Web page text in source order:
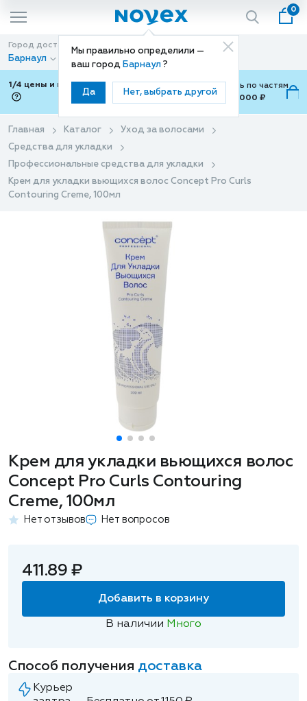
Мы правильно определили —
ваш город Барнаул ?
Да Нет, выбрать другой
0
Город доставки
Барнаул
Способ доставки
Доставка
1/4 цены и покупки ваши с Подели
Можно оплатить по частям
от 700 ₽ до 15,000 ₽
Главная Каталог
Уход за волосами
Средства для укладки
Профессиональные средства для укладки
Крем для укладки вьющихся волос Concept Pro Curls
Contouring Creme, 100мл
Крем для укладки вьющихся волос
Concept Pro Curls Contouring
Creme, 100мл
Нет отзывов Нет вопросов
411.89 ₽
Добавить в корзину
В наличии Много
Способ получения доставка
Курьер